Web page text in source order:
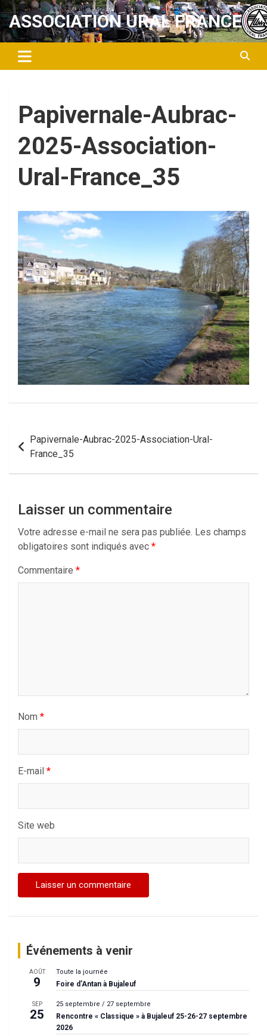
Aller
au
contenu
ASSOCIATION URAL FRANCE
Papivernale-Aubrac-
2025-Association-
Ural-France_35
Navigation
de
l’article
Papivernale-Aubrac-2025-Association-Ural-
France_35
Laisser un commentaire
Votre adresse e-mail ne sera pas publiée. Les champs
obligatoires sont indiqués avec *
Commentaire *
Nom *
E-mail *
Site web
Événements à venir
AOÛT
9
Toute la journée
Foire d’Antan à Bujaleuf
SEP
25
25 septembre / 27 septembre
Rencontre « Classique » à Bujaleuf 25-26-27 septembre
2026